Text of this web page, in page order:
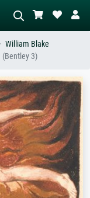
Sie die Szene – z.B. Grüne
mit viel Rot, Dunkles
Akt neben einem
Baum.
William Blake
(Bentley 3)